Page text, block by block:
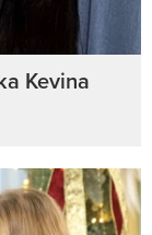
Kevina